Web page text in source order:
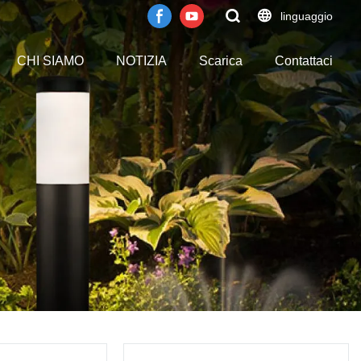
linguaggio
CHI SIAMO NOTIZIA Scarica Contattaci